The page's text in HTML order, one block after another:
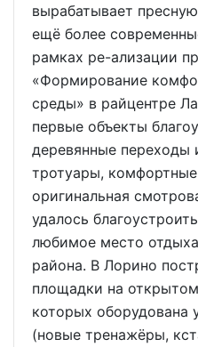
вырабатывает
ещё более
рамках ре-ализации
«Формирование
среды» в райцентре
первые объекты
деревянные переходы
тротуары,
оригинальная
удалось
любимое место
района. В Лорино
площадки на
которых
(новые тренажёры,